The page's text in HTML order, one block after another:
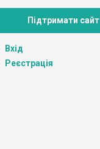
Підтримати сайт
Вхід
Реєстрація